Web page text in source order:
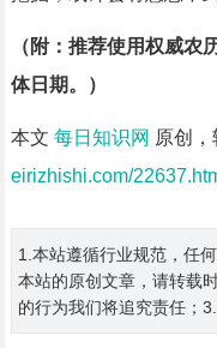
（附：推荐使用权威农
体日期。）
本文 每日知识网 原创，
eirizhishi.com/
1.本站遵循行业规范，任
本站的原创文章，请转载
的行为我们将追究责任；